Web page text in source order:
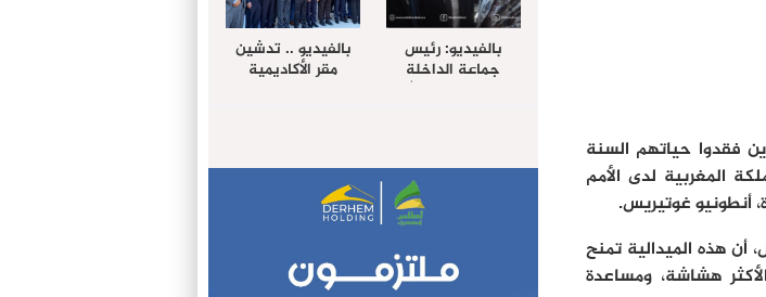
السلام الذين فقدوا حياتهم السنة
المغربية لدى الأمم
أنطونيو غوتيريس.
أن هذه الميدالية تمنح
هشاشة، ومساعدة
بالفيديو: رئيس
جماعة الداخلة
الراغب حرمة الله
الامريكية
بالفيديو .. تدشين
مقر الأكاديمية